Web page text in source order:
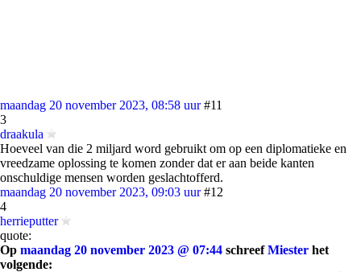
maandag 20 november 2023, 08:58 uur #11
3
draakula
Hoeveel van die 2 miljard word gebruikt om op een diplomatieke en
vreedzame oplossing te komen zonder dat er aan beide kanten
onschuldige mensen worden geslachtofferd.
maandag 20 november 2023, 09:03 uur #12
4
herrieputter
quote:
Op maandag 20 november 2023 @ 07:44 schreefMiester het
volgende: